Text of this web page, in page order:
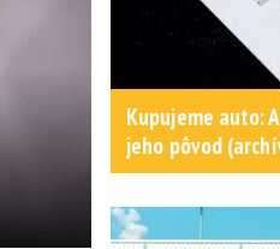
Kupujeme auto:
jeho pôvod